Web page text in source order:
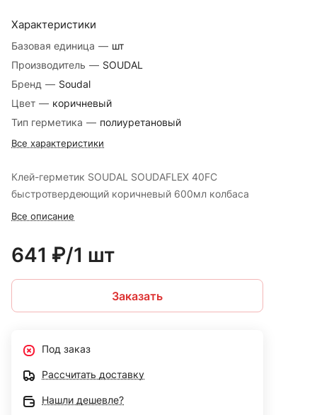
Характеристики
Базовая единица — шт
Производитель — SOUDAL
Бренд — Soudal
Цвет — коричневый
Тип герметика — полиуретановый
Все характеристики
Клей-герметик SOUDAL SOUDAFLEX 40FC
быстротвердеющий коричневый 600мл колбаса
Все описание
641 ₽/1 шт
Заказать
Под заказ
Рассчитать доставку
Нашли дешевле?